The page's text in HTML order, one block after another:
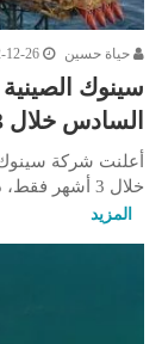
حياة حسين 12-26
سينوك الصينية
السادس خلال 3 أشهر
أعلنت شركة سينوك
خلال 3 أشهر فقط، داخل البلاد، حسبما ذكر موقع "أوفشور"،…
المزيد